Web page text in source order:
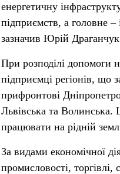
енергетичну
підприємств, а головне –
зазначив Юрій
При розподілі допомоги
підприємці регіонів, що
прифронтові
Львівська та Волинська.
працювати на рідній
За видами економічної
промисловості,